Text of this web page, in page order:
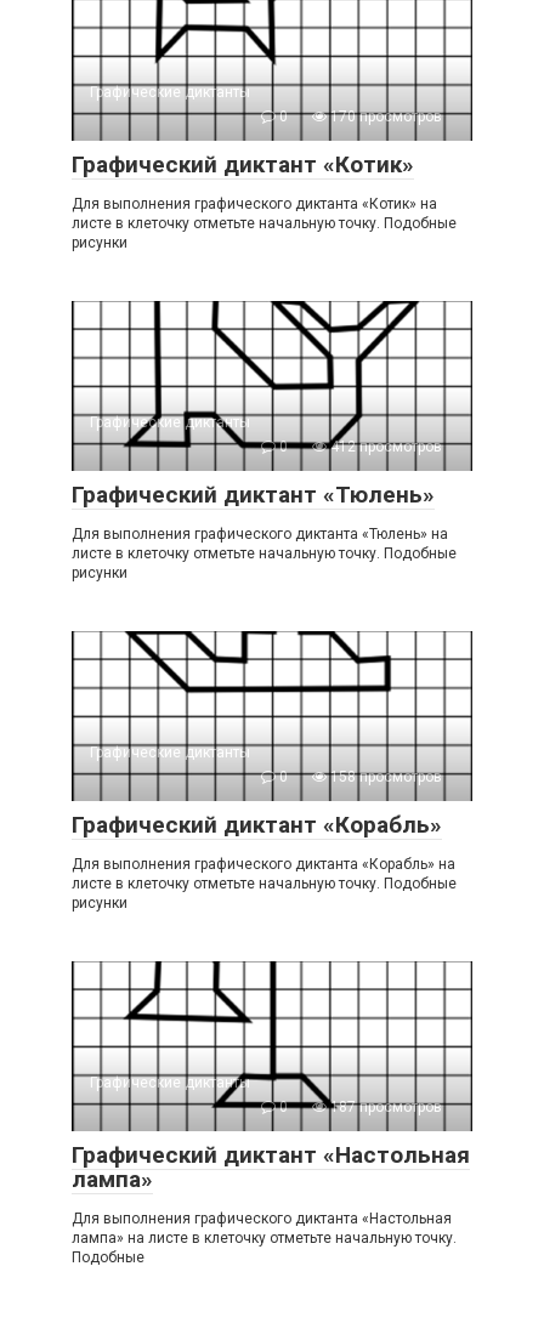
Графические диктанты
0
170 просмотров
Графический диктант «Котик»
Для выполнения графического диктанта «Котик» на
листе в клеточку отметьте начальную точку. Подобные
рисунки
Графические диктанты
0
412 просмотров
Графический диктант «Тюлень»
Для выполнения графического диктанта «Тюлень» на
листе в клеточку отметьте начальную точку. Подобные
рисунки
Графические диктанты
0
158 просмотров
Графический диктант «Корабль»
Для выполнения графического диктанта «Корабль» на
листе в клеточку отметьте начальную точку. Подобные
рисунки
Графические диктанты
0
187 просмотров
Графический диктант «Настольная
лампа»
Для выполнения графического диктанта «Настольная
лампа» на листе в клеточку отметьте начальную точку.
Подобные